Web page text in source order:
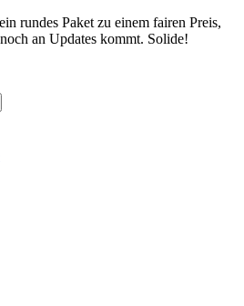
rundes Paket zu einem fairen Preis,
an Updates kommt. Solide!